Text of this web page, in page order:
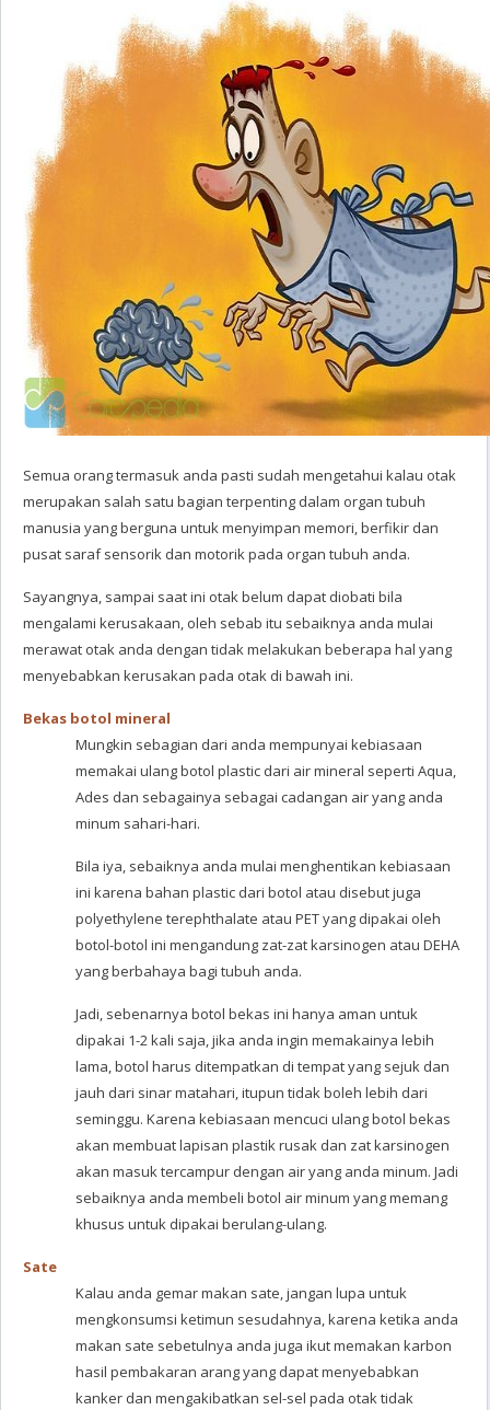
Semua orang termasuk anda pasti sudah mengetahui kalau otak
merupakan salah satu bagian terpenting dalam organ tubuh
manusia yang berguna untuk menyimpan memori, berfikir dan
pusat saraf sensorik dan motorik pada organ tubuh anda.
Sayangnya, sampai saat ini otak belum dapat diobati bila
mengalami kerusakaan, oleh sebab itu sebaiknya anda mulai
merawat otak anda dengan tidak melakukan beberapa hal yang
menyebabkan kerusakan pada otak di bawah ini.
Bekas botol mineral
Mungkin sebagian dari anda mempunyai kebiasaan
memakai ulang botol plastic dari air mineral seperti Aqua,
Ades dan sebagainya sebagai cadangan air yang anda
minum sahari-hari.
Bila iya, sebaiknya anda mulai menghentikan kebiasaan
ini karena bahan plastic dari botol atau disebut juga
polyethylene terephthalate atau PET yang dipakai oleh
botol-botol ini mengandung zat-zat karsinogen atau DEHA
yang berbahaya bagi tubuh anda.
Jadi, sebenarnya botol bekas ini hanya aman untuk
dipakai 1-2 kali saja, jika anda ingin memakainya lebih
lama, botol harus ditempatkan di tempat yang sejuk dan
jauh dari sinar matahari, itupun tidak boleh lebih dari
seminggu. Karena kebiasaan mencuci ulang botol bekas
akan membuat lapisan plastik rusak dan zat karsinogen
akan masuk tercampur dengan air yang anda minum. Jadi
sebaiknya anda membeli botol air minum yang memang
khusus untuk dipakai berulang-ulang.
Sate
Kalau anda gemar makan sate, jangan lupa untuk
mengkonsumsi ketimun sesudahnya, karena ketika anda
makan sate sebetulnya anda juga ikut memakan karbon
hasil pembakaran arang yang dapat menyebabkan
kanker dan mengakibatkan sel-sel pada otak tidak